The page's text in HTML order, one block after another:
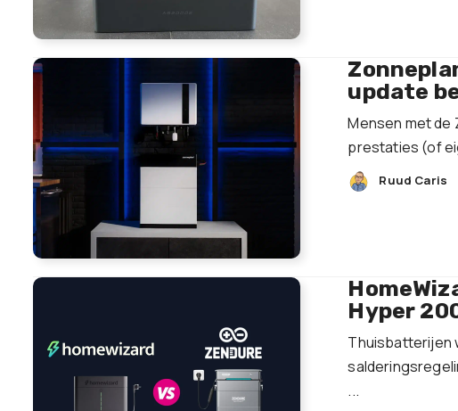
update
Mensen met de
prestaties (of
Ruud Caris
Hyper
Thuisbatterijen
...